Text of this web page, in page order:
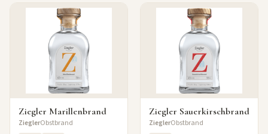
Ziegler Marillenbrand
ZieglerObstbrand
Ziegler Sauerkirschbrand
ZieglerObstbrand